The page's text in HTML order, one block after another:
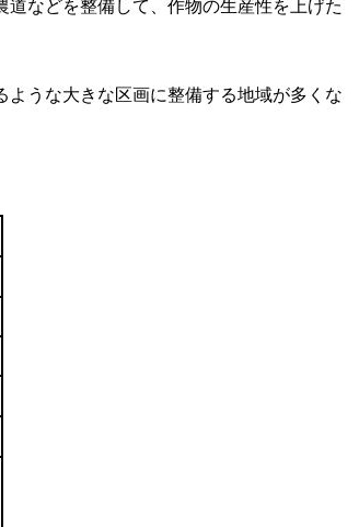
などを整備して、作物の生産性を上げた
うな大きな区画に整備する地域が多くな